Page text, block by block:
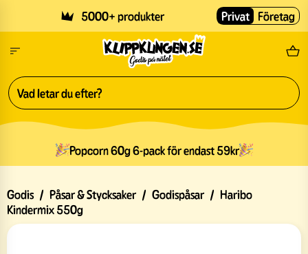
5000+ produkter Fri
Privat Företag
Popcorn 60g 6-pack för endast 59kr
Godis / Påsar & Stycksaker / Godispåsar / Haribo
Kindermix 550g